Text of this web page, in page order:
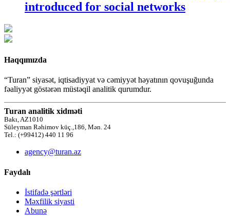
introduced for social networks
Haqqımızda
“Turan” siyasət, iqtisadiyyat və cəmiyyət həyatının qovuşuğunda
fəaliyyət göstərən müstəqil analitik qurumdur.
Turan analitik xidməti
Bakı, AZ1010
Süleyman Rəhimov küç.,186, Mən. 24
Tel.: (+99412) 440 11 96
agency@turan.az
Faydalı
İstifadə şərtləri
Məxfilik siyasti
Abunə